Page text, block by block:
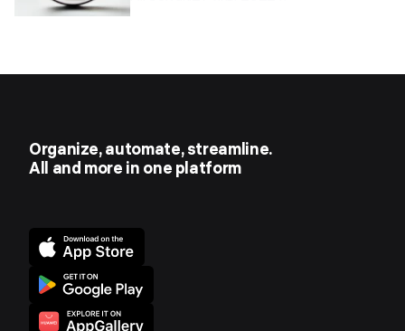
Organize, automate, streamline.
All and more in one platform